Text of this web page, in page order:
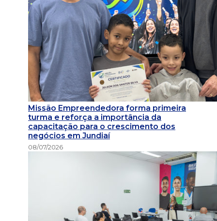
Missão Empreendedora forma primeira
turma e reforça a importância da
capacitação para o crescimento dos
negócios em Jundiaí
08/07/2026